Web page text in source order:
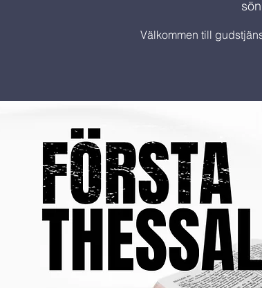
Välkommen till